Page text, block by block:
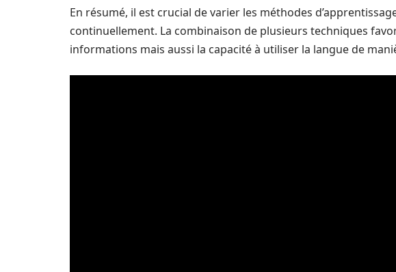
En résumé, il est crucial de varier les méthodes
continuellement. La combinaison de plusieurs techniques
informations mais aussi la capacité à utiliser la langue de